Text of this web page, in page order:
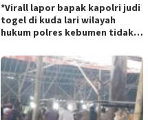
*Virall lapor bapak kapolri judi
togel di kuda lari wilayah
hukum polres kebumen tidak